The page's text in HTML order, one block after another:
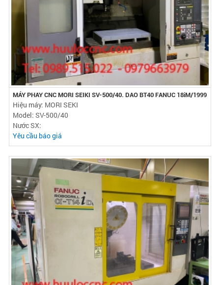
MÁY PHAY CNC MORI SEIKI SV-500/40. DAO BT40 FANUC 18iM/1999
Hiệu máy: MORI SEKI
Model: SV-500/40
Nước SX:
Yêu cầu báo giá